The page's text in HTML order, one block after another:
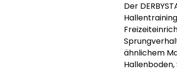
Der
ähnlichem
Hallenboden,